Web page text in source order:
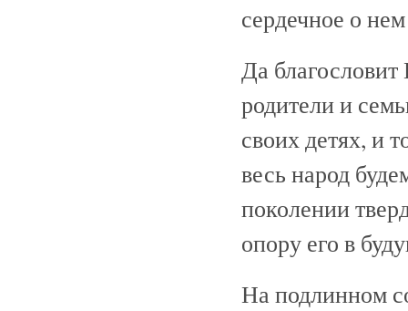
сердечное о
Да
родители и
своих детях, и
весь народ
поколении
опору его в
На подлинном